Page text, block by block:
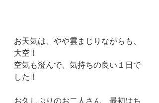
お天気は、やや雲まじりながらも、
大空!!
空気も澄んで、気持ちの良い１日で
した!!
お久しぶりのお二人さん、最初はち